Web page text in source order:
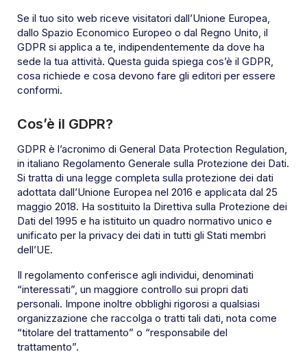
Se il tuo sito web riceve visitatori dall’Unione Europea,
dallo Spazio Economico Europeo o dal Regno Unito, il
GDPR si applica a te, indipendentemente da dove ha
sede la tua attività. Questa guida spiega cos’è il GDPR,
cosa richiede e cosa devono fare gli editori per essere
conformi.
Cos’è il GDPR?
GDPR è l’acronimo di General Data Protection Regulation,
in italiano Regolamento Generale sulla Protezione dei Dati.
Si tratta di una legge completa sulla protezione dei dati
adottata dall’Unione Europea nel 2016 e applicata dal 25
maggio 2018. Ha sostituito la Direttiva sulla Protezione dei
Dati del 1995 e ha istituito un quadro normativo unico e
unificato per la privacy dei dati in tutti gli Stati membri
dell’UE.
Il regolamento conferisce agli individui, denominati
“interessati”, un maggiore controllo sui propri dati
personali. Impone inoltre obblighi rigorosi a qualsiasi
organizzazione che raccolga o tratti tali dati, nota come
“titolare del trattamento” o “responsabile del
trattamento”.